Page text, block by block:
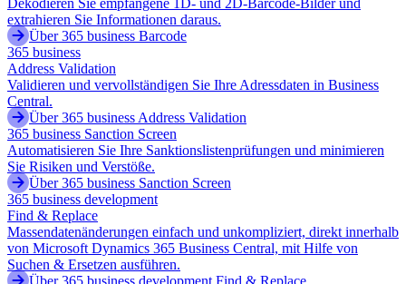
Dekodieren Sie empfangene 1D- und 2D-Barcode-Bilder und
extrahieren Sie Informationen daraus.
Über 365 business Barcode
365 business
Address Validation
Validieren und vervollständigen Sie Ihre Adressdaten in Business
Central.
Über 365 business Address Validation
365 business Sanction Screen
Automatisieren Sie Ihre Sanktionslistenprüfungen und minimieren
Sie Risiken und Verstöße.
Über 365 business Sanction Screen
365 business development
Find & Replace
Massendatenänderungen einfach und unkompliziert, direkt innerhalb
von Microsoft Dynamics 365 Business Central, mit Hilfe von
Suchen & Ersetzen ausführen.